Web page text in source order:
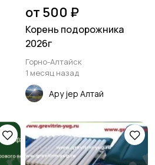
от 500 ₽
Корень подорожника
2026г
Горно-Алтайск
1 месяц назад
Ару jер Алтай